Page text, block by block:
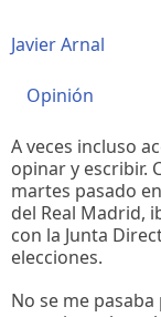
Javier Arnal
Opinión
A veces incluso
opinar y escribir.
martes pasado
del Real Madrid,
con la Junta
elecciones.
No se me